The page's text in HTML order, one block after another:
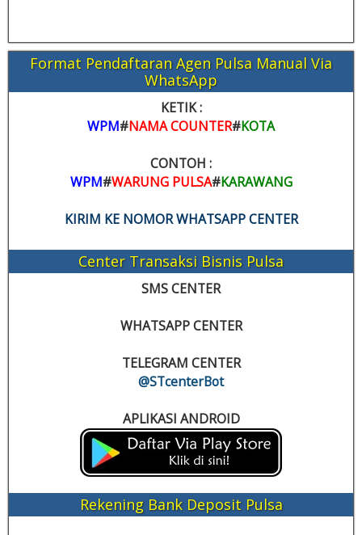
Format Pendaftaran Agen Pulsa Manual Via
WhatsApp
KETIK :
WPM#NAMA COUNTER#KOTA
CONTOH :
WPM#WARUNG PULSA#KARAWANG
KIRIM KE NOMOR WHATSAPP CENTER
Center Transaksi Bisnis Pulsa
SMS CENTER
WHATSAPP CENTER
TELEGRAM CENTER
@STcenterBot
APLIKASI ANDROID
Rekening Bank Deposit Pulsa